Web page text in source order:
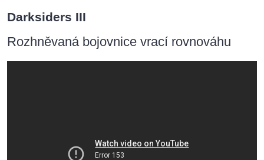
Darksiders III
Rozhněvaná bojovnice vrací rovnováhu